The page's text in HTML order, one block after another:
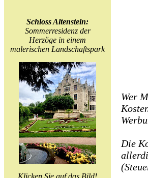
Schloss Altenstein:
Sommerresidenz der
Herzöge in einem
malerischen Landschaftspark
Klicken Sie auf das Bild!
Wer
Die